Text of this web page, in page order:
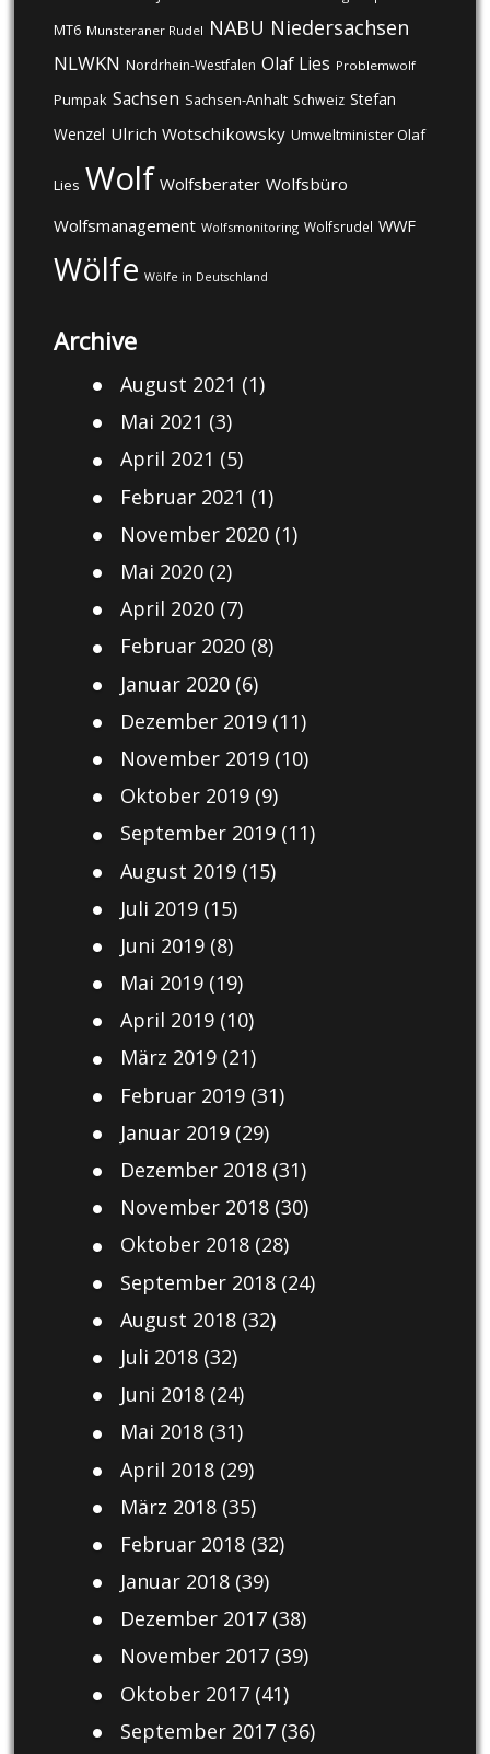
MT6 Munsteraner Rudel NABU Niedersachsen
NLWKN Nordrhein-Westfalen Olaf Lies Problemwolf
Pumpak Sachsen Sachsen-Anhalt Schweiz Stefan
Wenzel Ulrich Wotschikowsky Umweltminister Olaf
Lies Wolf Wolfsberater Wolfsbüro
Wolfsmanagement Wolfsmonitoring Wolfsrudel WWF
Wölfe Wölfe in Deutschland
Archive
August 2021 (1)
Mai 2021 (3)
April 2021 (5)
Februar 2021 (1)
November 2020(1)
Mai 2020(2)
April 2020(7)
Februar 2020(8)
Januar 2020(6)
Dezember 2019(11)
November 2019(10)
Oktober 2019(9)
September 2019(11)
August 2019(15)
Juli 2019(15)
Juni 2019(8)
Mai 2019(19)
April 2019(10)
März 2019(21)
Februar 2019(31)
Januar 2019(29)
Dezember 2018(31)
November 2018(30)
Oktober 2018(28)
September 2018(24)
August 2018(32)
Juli 2018(32)
Juni 2018(24)
Mai 2018(31)
April 2018(29)
März 2018(35)
Februar 2018(32)
Januar 2018(39)
Dezember 2017(38)
November 2017(39)
Oktober 2017(41)
September 2017(36)